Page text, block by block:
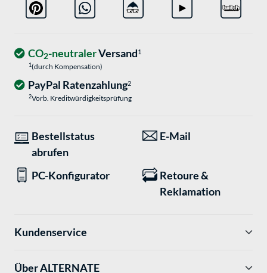
CO2-neutralerVersand1
1(durch Kompensation)
PayPal Ratenzahlung2
2Vorb. Kreditwürdigkeitsprüfung
Bestellstatus
abrufen
E-Mail
PC-Konfigurator
Retoure &
Reklamation
Kundenservice
Über ALTERNATE